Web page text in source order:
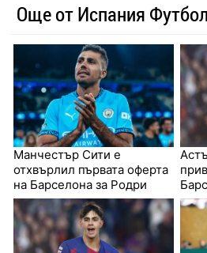
Още от Испания
Манчестър Сити е
отхвърлил първата оферта
на Барселона за Родри